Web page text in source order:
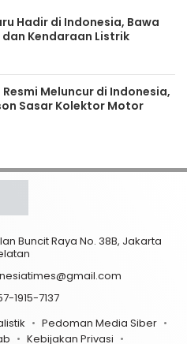
Hadir di Indonesia, Bawa
Kendaraan Listrik
Meluncur di Indonesia,
Sasar Kolektor Motor
Buncit Raya No. 38B, Jakarta
1915-7137
Pedoman Media Siber
Kebijakan Privasi